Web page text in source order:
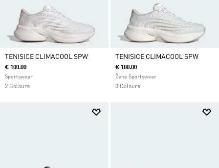
TENISICE CLIMACOOL SPW
€ 100.00
Sportswear
2 Colours
TENISICE CLIMACOOL SPW
€ 100.00
Žene Sportswear
3 Colours